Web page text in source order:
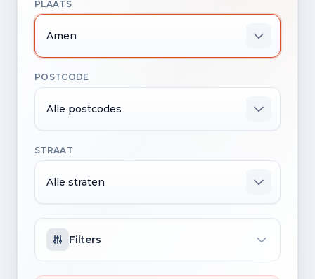
PLAATS
Amen
POSTCODE
Alle postcodes
STRAAT
Alle straten
Filters